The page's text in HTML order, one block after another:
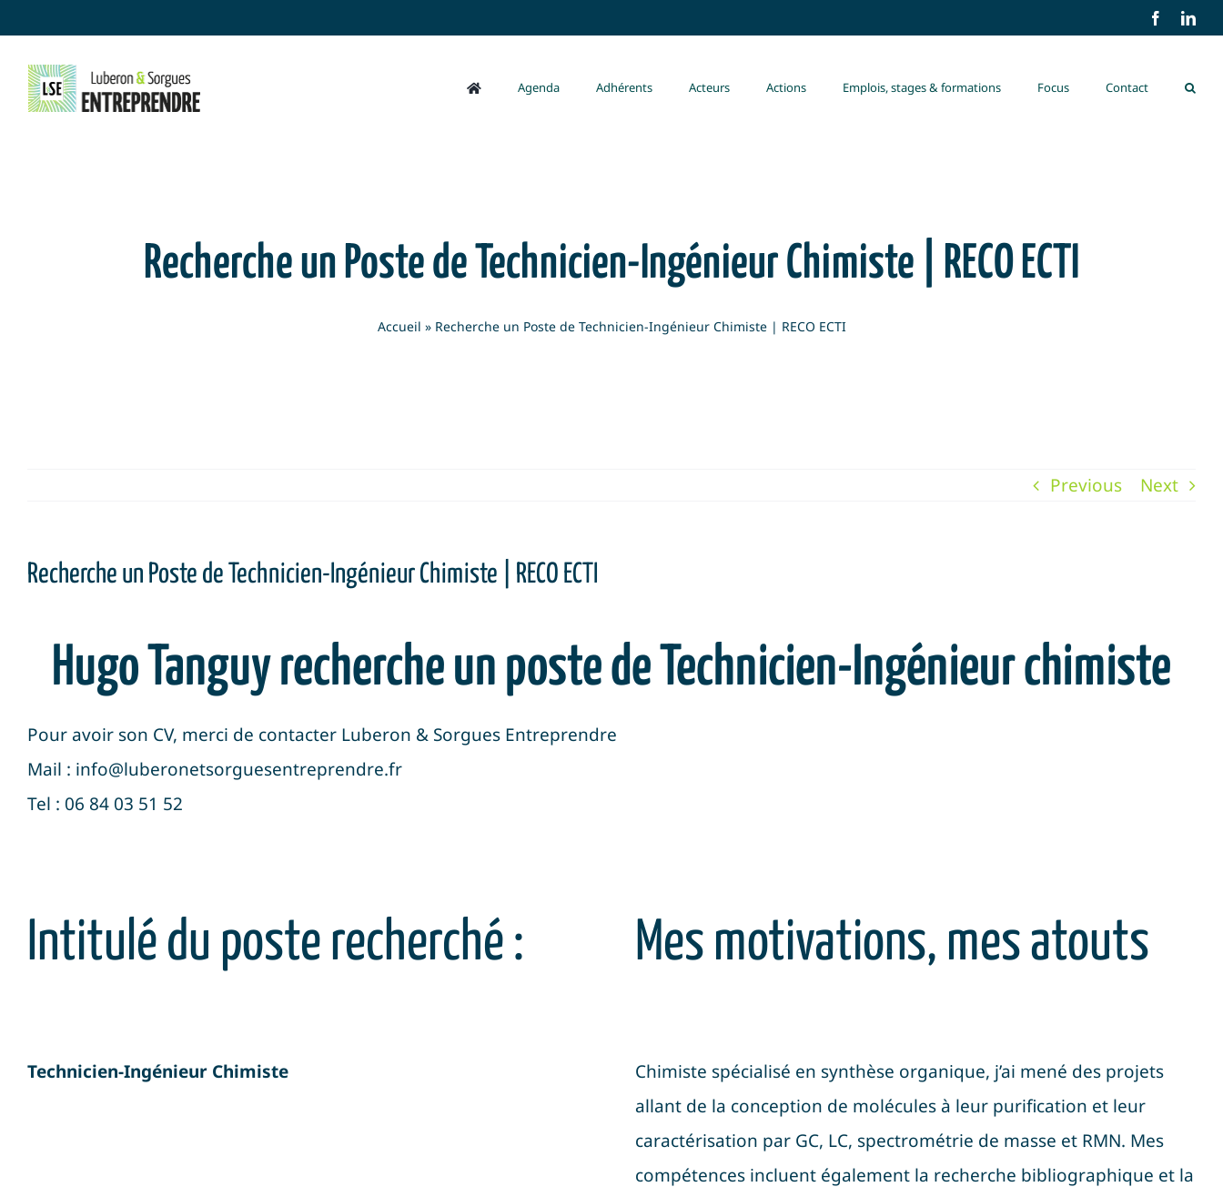
content
Facebook
Agenda Adhérents Acteurs Actions Emplois, stages & formations Focus Contact
Recherche un Poste de Technicien-Ingénieur Chimiste | RECO ECTI
Accueil » Recherche un Poste de Technicien-Ingénieur Chimiste | RECO ECTI
Previous Next
Recherche un Poste de Technicien-Ingénieur Chimiste | RECO ECTI
Hugo Tanguy recherche un poste de Technicien-Ingénieur chimiste
Pour avoir son CV, merci de contacter Luberon & Sorgues Entreprendre
Mail : info@luberonetsorguesentreprendre.fr
Tel : 06 84 03 51 52
Intitulé du poste recherché :
Technicien-Ingénieur Chimiste
Mes motivations, mes atouts
Chimiste spécialisé en synthèse organique, j’ai mené des projets
allant de la conception de molécules à leur purification et leur
caractérisation par GC, LC, spectrométrie de masse et RMN. Mes
compétences incluent également la recherche bibliographique et la